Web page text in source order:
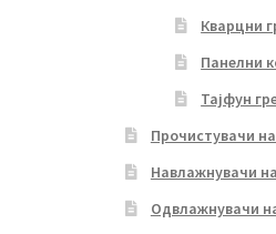
Кварцни
Панелни
Тајфун
Прочистувачи
Навлажнувачи
Одвлажнувачи